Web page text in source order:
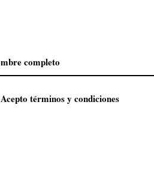
Acepto términos y condiciones